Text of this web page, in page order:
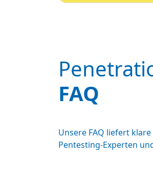
FAQ
Unsere FAQ liefert
Pentesting-Experten